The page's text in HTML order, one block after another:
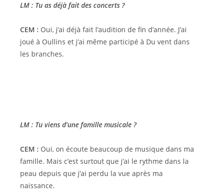
LM : Tu as déjà fait des concerts ?
CEM : Oui, j’ai déjà fait l’audition de fin d’année. J’ai
joué à Oullins et j’ai même participé à Du vent dans
les branches.
LM : Tu viens d’une famille musicale ?
CEM : Oui, on écoute beaucoup de musique dans ma
famille. Mais c’est surtout que j’ai le rythme dans la
peau depuis que j’ai perdu la vue après ma
naissance.